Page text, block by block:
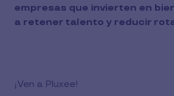
empresas que invierten en
a retener talento y reducir
¡Ven a Pluxee!